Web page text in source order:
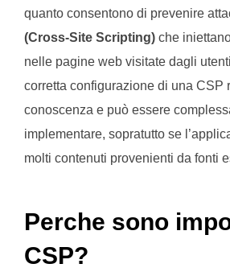
quanto consentono di prevenire
(Cross-Site Scripting) che
nelle pagine web visitate dagli
corretta configurazione di una CSP
conoscenza e può essere
implementare, sopratutto se
molti contenuti provenienti da fonti
Perche sono
CSP?